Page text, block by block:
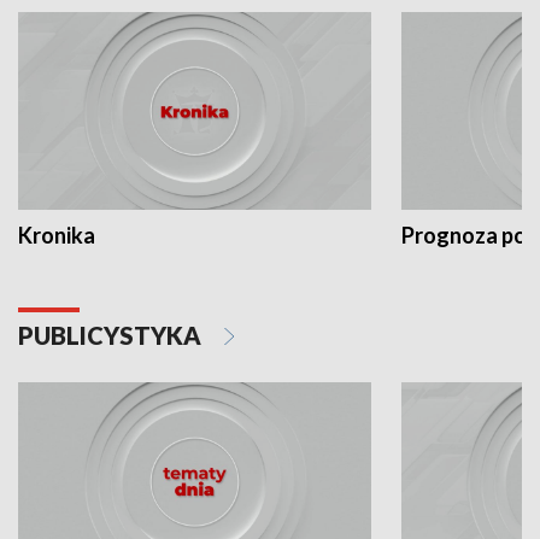
Kronika Prognoza
PUBLICYSTYKA